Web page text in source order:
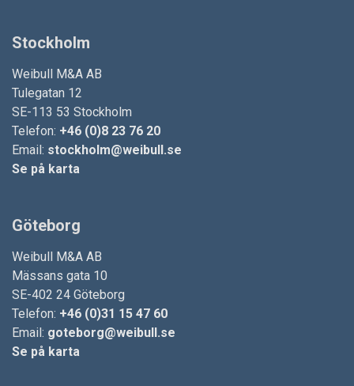
Stockholm
Weibull M&A AB
Tulegatan 12
SE-113 53 Stockholm
Telefon: +46 (0)8 23 76 20
Email: stockholm@weibull.se
Se på karta
Göteborg
Weibull M&A AB
Mässans gata 10
SE-402 24 Göteborg
Telefon: +46 (0)31 15 47 60
Email: goteborg@weibull.se
Se på karta